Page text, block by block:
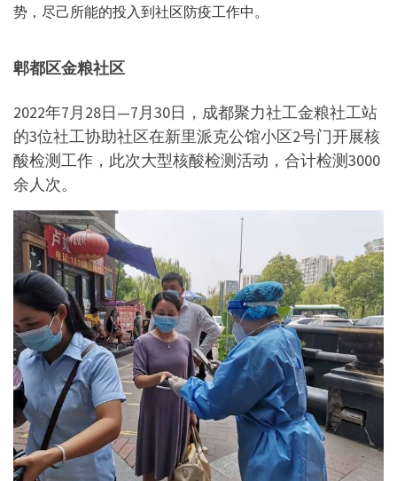
势，尽己所能的投入到社区防疫工作中。
郫都区金粮社区
2022年7月28日—7月30日，成都聚力社工金粮社工站
的3位社工协助社区在新里派克公馆小区2号门开展核
酸检测工作，此次大型核酸检测活动，合计检测3000
余人次。